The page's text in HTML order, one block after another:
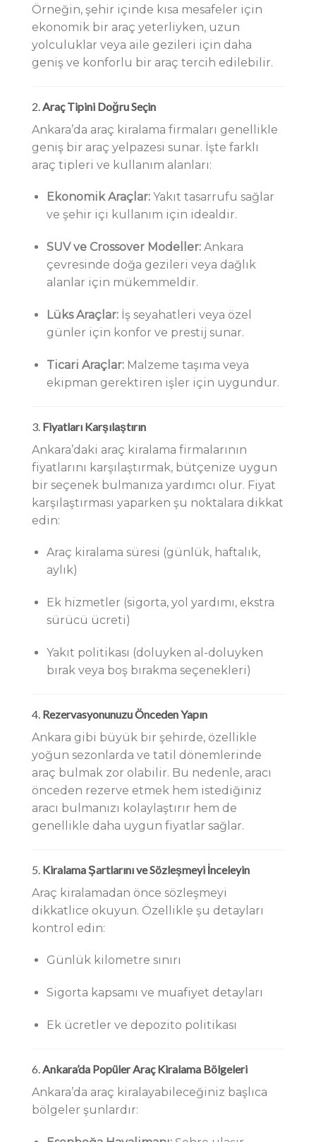
Örneğin, şehir içinde kısa mesafeler için
ekonomik bir araç yeterliyken, uzun
yolculuklar veya aile gezileri için daha
geniş ve konforlu bir araç tercih edilebilir.
2. Araç Tipini Doğru Seçin
Ankara’da araç kiralama firmaları genellikle
geniş bir araç yelpazesi sunar. İşte farklı
araç tipleri ve kullanım alanları:
Ekonomik Araçlar:Yakıt tasarrufu sağlar
ve şehir içi kullanım için idealdir.
SUV ve Crossover Modeller:Ankara
çevresinde doğa gezileri veya dağlık
alanlar için mükemmeldir.
Lüks Araçlar:İş seyahatleri veya özel
günler için konfor ve prestij sunar.
Ticari Araçlar:Malzeme taşıma veya
ekipman gerektiren işler için uygundur.
3. Fiyatları Karşılaştırın
Ankara’daki araç kiralama firmalarının
fiyatlarını karşılaştırmak, bütçenize uygun
bir seçenek bulmanıza yardımcı olur. Fiyat
karşılaştırması yaparken şu noktalara dikkat
edin:
Araç kiralama süresi (günlük, haftalık,
aylık)
Ek hizmetler (sigorta, yol yardımı, ekstra
sürücü ücreti)
Yakıt politikası (doluyken al-doluyken
bırak veya boş bırakma seçenekleri)
4. Rezervasyonunuzu Önceden Yapın
Ankara gibi büyük bir şehirde, özellikle
yoğun sezonlarda ve tatil dönemlerinde
araç bulmak zor olabilir. Bu nedenle, aracı
önceden rezerve etmek hem istediğiniz
aracı bulmanızı kolaylaştırır hem de
genellikle daha uygun fiyatlar sağlar.
5. Kiralama Şartlarını ve Sözleşmeyi İnceleyin
Araç kiralamadan önce sözleşmeyi
dikkatlice okuyun. Özellikle şu detayları
kontrol edin:
Günlük kilometre sınırı
Sigorta kapsamı ve muafiyet detayları
Ek ücretler ve depozito politikası
6. Ankara’da Popüler Araç Kiralama Bölgeleri
Ankara’da araç kiralayabileceğiniz başlıca
bölgeler şunlardır: